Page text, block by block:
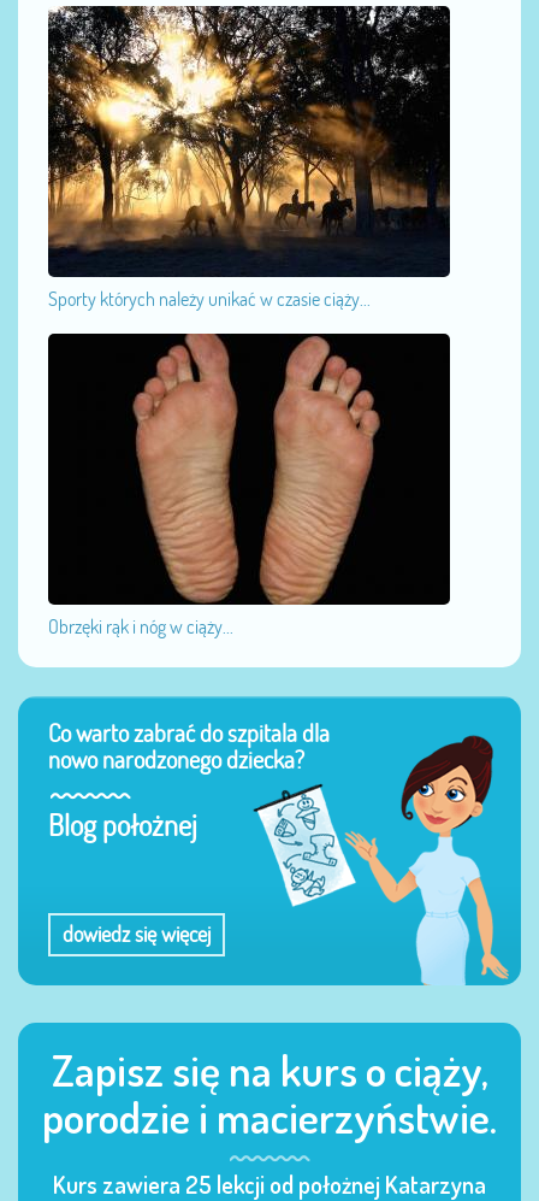
Sporty których należy unikać w czasie ciąży...
Obrzęki rąk i nóg w ciąży...
Co warto zabrać do szpitala dla
nowo narodzonego dziecka?
Blog położnej
dowiedz się więcej
Zapisz się na kurs o ciąży,
porodzie i macierzyństwie.
Kurs zawiera 25 lekcji od położnej Katarzyna